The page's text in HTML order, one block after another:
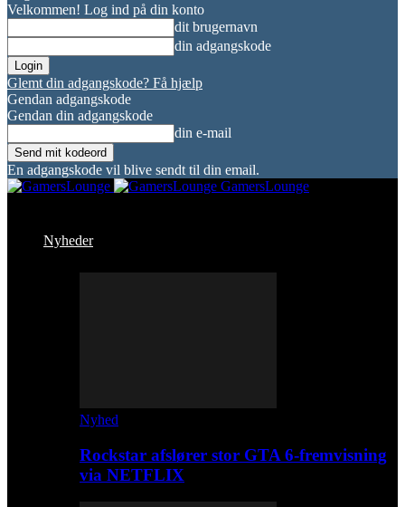
Velkommen! Log ind på din konto
dit brugernavn
din adgangskode
Glemt din adgangskode? Få hjælp
Gendan adgangskode
Gendan din adgangskode
din e-mail
En adgangskode vil blive sendt til din email.
GamersLounge
Nyheder
Nyhed
Rockstar afslører stor GTA 6-fremvisning
via NETFLIX